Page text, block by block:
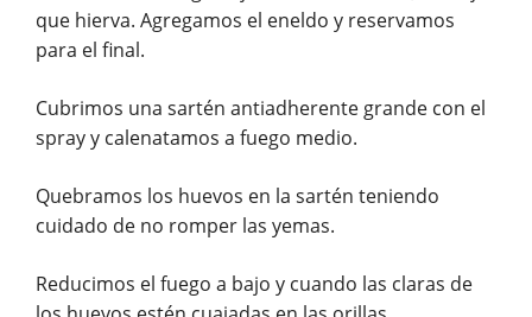
que hierva. Agregamos el eneldo y reservamos
para el final.
Cubrimos una sartén antiadherente grande con el
spray y calenatamos a fuego medio.
Quebramos los huevos en la sartén teniendo
cuidado de no romper las yemas.
Reducimos el fuego a bajo y cuando las claras de